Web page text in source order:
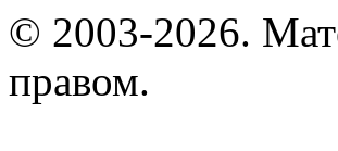
© 2003-2026.
правом.